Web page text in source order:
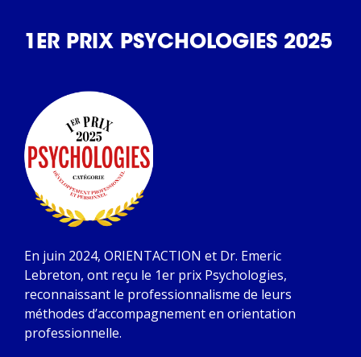
1ER PRIX PSYCHOLOGIES 2025
En juin 2024, ORIENTACTION et Dr. Emeric
Lebreton, ont reçu le 1er prix Psychologies,
reconnaissant le professionnalisme de leurs
méthodes d’accompagnement en orientation
professionnelle.